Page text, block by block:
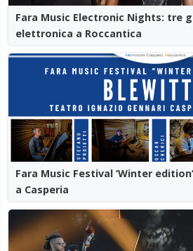
Fara Music Electronic Nights: tre
elettronica a Roccantica
Fara Music Festival ‘Winter
a Casperia